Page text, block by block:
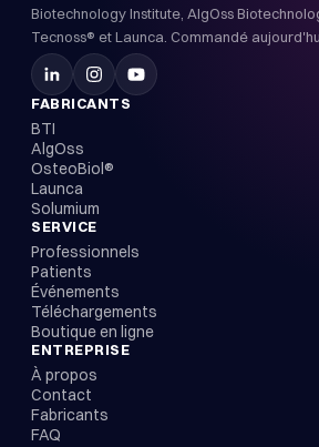
Biotechnology Institute, AlgOss
Tecnoss® et Launca. Commandé
FABRICANTS
BTI
AlgOss
OsteoBiol®
Launca
Solumium
SERVICE
Professionnels
Patients
Événements
Téléchargements
Boutique en ligne
ENTREPRISE
À propos
Contact
Fabricants
FAQ